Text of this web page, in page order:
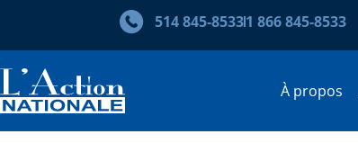
514 845‑85331 866 845‑8533
À propos